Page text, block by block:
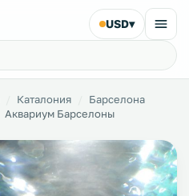
USD▾
Каталония
Барселона
Аквариум Барселоны